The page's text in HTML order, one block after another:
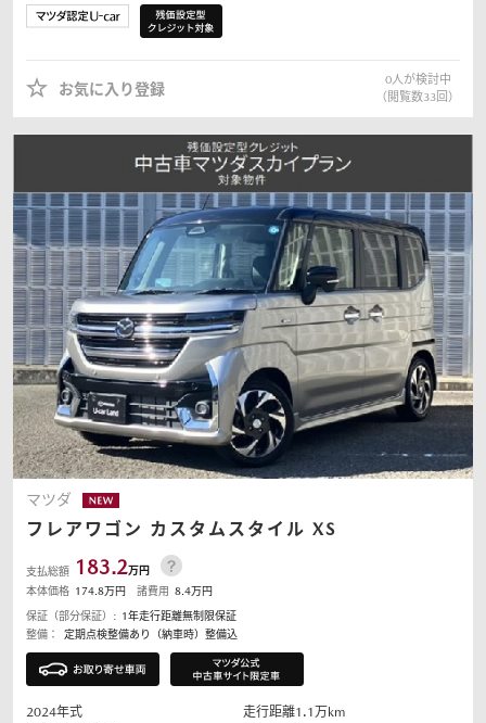
お気に入り登録
0人が検討中
（閲覧数33回）
マツダ
フレアワゴン カスタムスタイル XS
支払総額 183.2万円
本体価格 174.8万円 諸費用 8.4万円
保証（部分保証）: 1年走行距離無制限保証
整備：
定期点検整備あり（納車時）整備込
2024年式 走行距離1.1 万km